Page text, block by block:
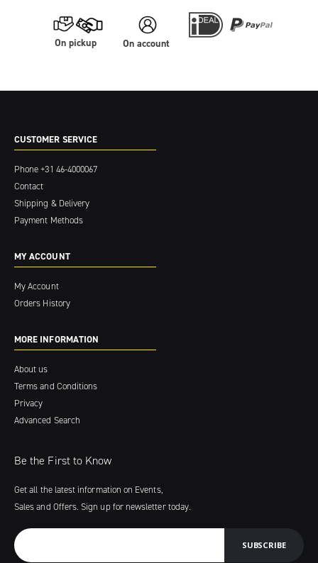
On pickup On account
CUSTOMER SERVICE
Phone+31 46-4000067
Contact
Shipping & Delivery
Payment Methods
MY ACCOUNT
My Account
Orders History
MORE INFORMATION
About us
Terms and Conditions
Privacy
Advanced Search
Be the First to Know
Get all the latest information on Events,
Sales and Offers. Sign up for newsletter today.
SUBSCRIBE